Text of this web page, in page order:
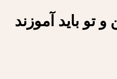
تو باید آموزند